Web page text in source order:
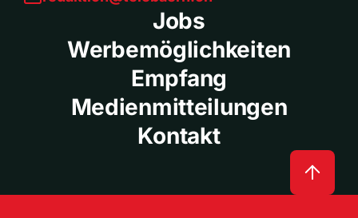
Jobs
Werbemöglichkeiten
Empfang
Medienmitteilungen
Kontakt